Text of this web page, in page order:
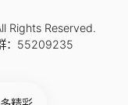
Rights Reserved.
：55209235